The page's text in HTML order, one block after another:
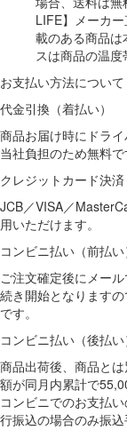
LIFE】メーカ
載のある商品
スは商品の温度
お支払い方法について
代金引換（着払い）
商品お届け時にドラ
当社負担のため無料で
クレジットカード決済
JCB／VISA／
用いただけます。
コンビニ払い（前払い
ご注文確定後にメー
続き開始となります
です。
コンビニ払い（後払い
商品出荷後、商品と
額が同月内累計で
コンビニでのお支払
行振込の場合のみ振込